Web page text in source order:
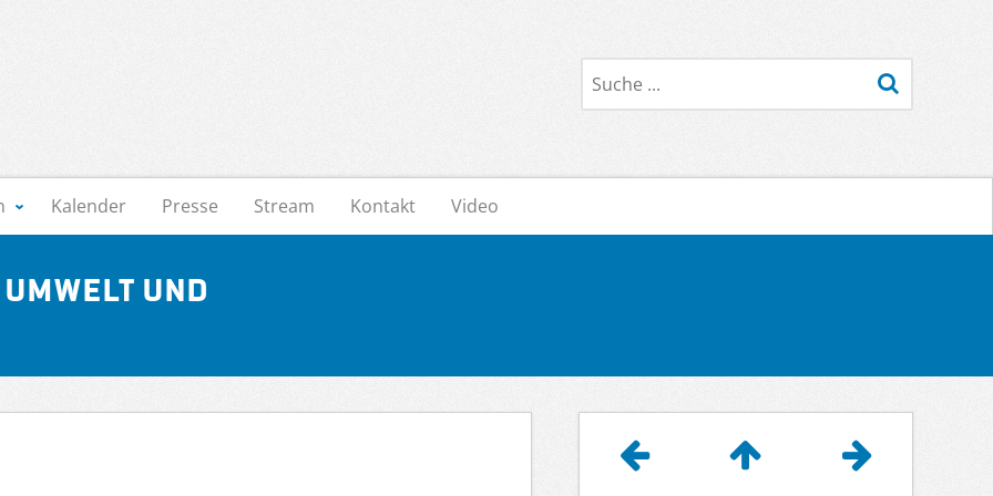
Suche
Kalender Presse Stream Kontakt Video
und